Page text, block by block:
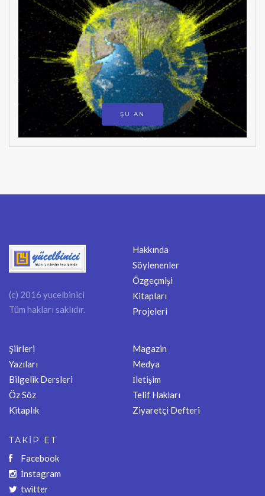
ŞU AN
(c) 2016 yucelbinici
Tüm hakları saklıdır.
Hakkında
Söylenenler
Özgeçmişi
Kitapları
Projeleri
Şiirleri
Yazıları
Bilgelik Dersleri
Öz Söz
Kitaplık
Magazin
Medya
İletişim
Telif Hakları
Ziyaretçi Defteri
TAKİP ET
Facebook
İnstagram
twitter